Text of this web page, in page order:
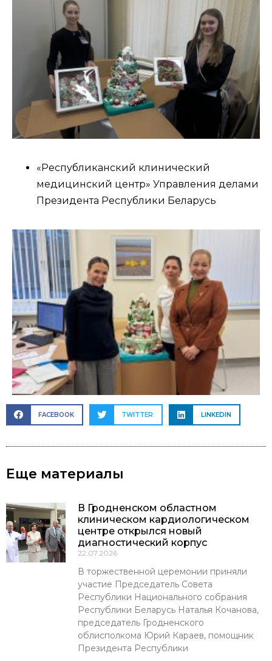
«Республиканский клинический
медицинский центр» Управления делами
Президента Республики Беларусь
FACEBOOK TWITTER LINKEDIN
Еще материалы
В Гродненском областном
клиническом кардиологическом
центре открылся новый
диагностический корпус
22.07.2026
В торжественной церемонии приняли
участие Председатель Совета
Республики Национального собрания
Республики Беларусь Наталья Кочанова,
председатель Гродненского
облисполкома Юрий Караев, помощник
Президента Республики